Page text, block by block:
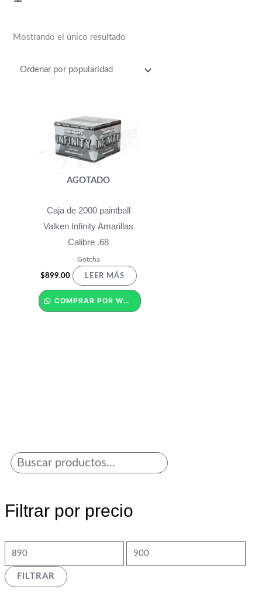
Filtrar por precio
FILTRAR
Mostrando el único resultado
AGOTADO
Caja de 2000 paintball
Valken Infinity Amarillas
Calibre .68
Gotcha
$899.00 LEER MÁS
COMPRAR POR WHATSAPP